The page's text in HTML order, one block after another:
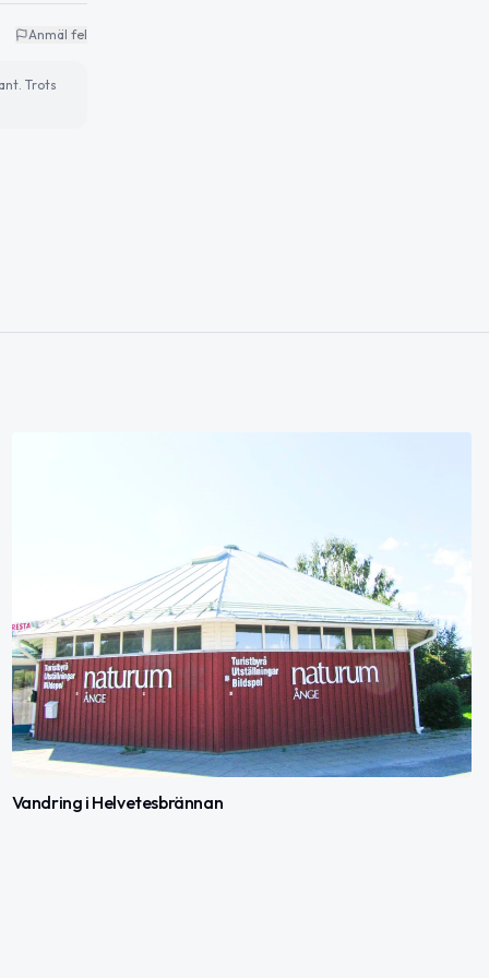
Anmäl fel
Trots
Vandring i Helvetesbrännan